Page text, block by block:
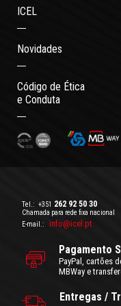
ICEL
Novidades
Código de Ética
e Conduta
Tel.: +351 262 92 50 30
Chamada para rede fixa nacional
E-mail.:
info@icel.pt
Pagamento
PayPal, cartões
MBWay e
Entregas /